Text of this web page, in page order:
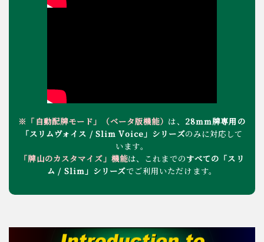
※「自動配牌モード」（ベータ版機能） は、 28mm牌専用の
「スリムヴォイス / Slim Voice」シリーズのみに対応して
います。
「牌山のカスタマイズ」機能は、これまでのすべての「スリ
ム / Slim」シリーズでご利用いただけます。